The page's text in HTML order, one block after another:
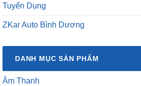
Tuyển Dụng
ZKar Auto Bình Dương
DANH MỤC SẢN PHẨM
Âm Thanh